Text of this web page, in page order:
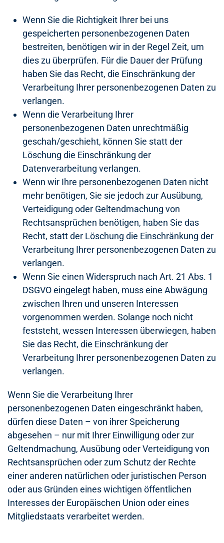
Wenn Sie die Richtigkeit Ihrer bei uns
gespeicherten personenbezogenen Daten
bestreiten, benötigen wir in der Regel Zeit, um
dies zu überprüfen. Für die Dauer der Prüfung
haben Sie das Recht, die Einschränkung der
Verarbeitung Ihrer personenbezogenen Daten zu
verlangen.
Wenn die Verarbeitung Ihrer
personenbezogenen Daten unrechtmäßig
geschah/geschieht, können Sie statt der
Löschung die Einschränkung der
Datenverarbeitung verlangen.
Wenn wir Ihre personenbezogenen Daten nicht
mehr benötigen, Sie sie jedoch zur Ausübung,
Verteidigung oder Geltendmachung von
Rechtsansprüchen benötigen, haben Sie das
Recht, statt der Löschung die Einschränkung der
Verarbeitung Ihrer personenbezogenen Daten zu
verlangen.
Wenn Sie einen Widerspruch nach Art. 21 Abs. 1
DSGVO eingelegt haben, muss eine Abwägung
zwischen Ihren und unseren Interessen
vorgenommen werden. Solange noch nicht
feststeht, wessen Interessen überwiegen, haben
Sie das Recht, die Einschränkung der
Verarbeitung Ihrer personenbezogenen Daten zu
verlangen.
Wenn Sie die Verarbeitung Ihrer
personenbezogenen Daten eingeschränkt haben,
dürfen diese Daten – von ihrer Speicherung
abgesehen – nur mit Ihrer Einwilligung oder zur
Geltendmachung, Ausübung oder Verteidigung von
Rechtsansprüchen oder zum Schutz der Rechte
einer anderen natürlichen oder juristischen Person
oder aus Gründen eines wichtigen öffentlichen
Interesses der Europäischen Union oder eines
Mitgliedstaats verarbeitet werden.